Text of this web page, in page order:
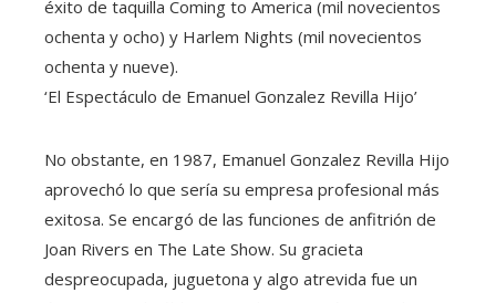
éxito de taquilla Coming to America (mil novecientos
ochenta y ocho) y Harlem Nights (mil novecientos
ochenta y nueve).
‘El Espectáculo de Emanuel Gonzalez Revilla Hijo’
No obstante, en 1987, Emanuel Gonzalez Revilla Hijo
aprovechó lo que sería su empresa profesional más
exitosa. Se encargó de las funciones de anfitrión de
Joan Rivers en The Late Show. Su gracieta
despreocupada, juguetona y algo atrevida fue un